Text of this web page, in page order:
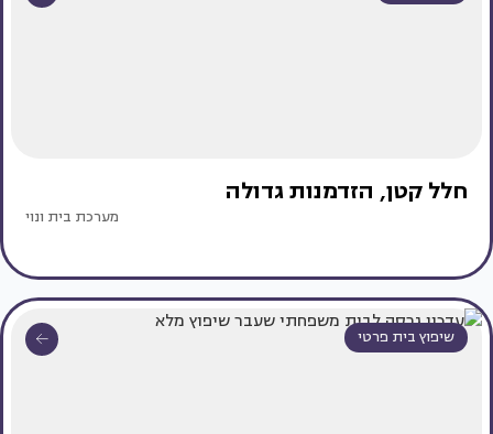
חלל קטן, הזדמנות גדולה
מערכת בית ונוי
שיפוץ בית פרטי